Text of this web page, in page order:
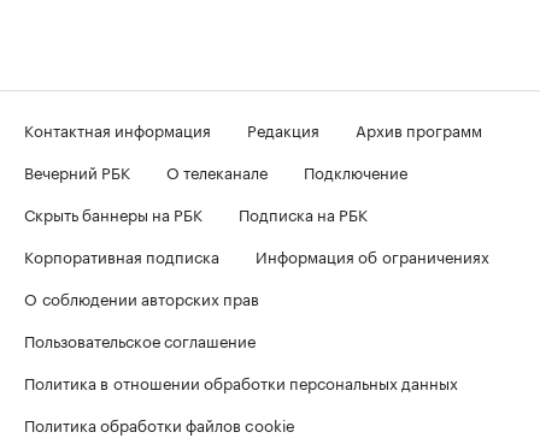
Контактная информация Редакция
Архив программ
Вечерний РБК
О телеканале
Подключение
Скрыть баннеры на РБК
Подписка на РБК
Корпоративная подписка
Информация об ограничениях
О соблюдении авторских прав
Пользовательское соглашение
Политика в отношении обработки персональных данных
Политика обработки файлов cookie